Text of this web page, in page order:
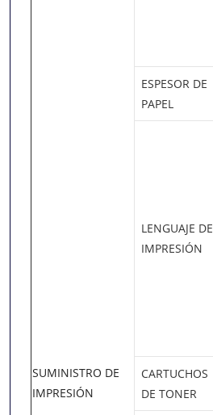
ESPESOR DE
PAPEL
LENGUAJE DE
IMPRESIÓN
SUMINISTRO DE
IMPRESIÓN
CARTUCHOS
DE TONER